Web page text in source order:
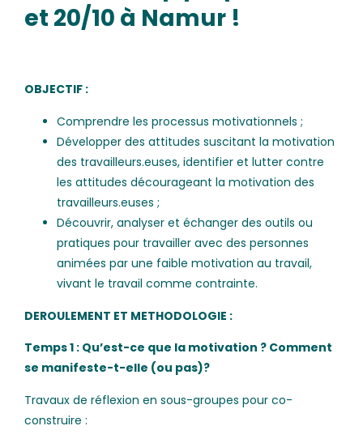
et 20/10 à Namur !
OBJECTIF :
Comprendre les processus motivationnels ;
Développer des attitudes suscitant la motivation
des travailleurs.euses, identifier et lutter contre
les attitudes décourageant la motivation des
travailleurs.euses ;
Découvrir, analyser et échanger des outils ou
pratiques pour travailler avec des personnes
animées par une faible motivation au travail,
vivant le travail comme contrainte.
DEROULEMENT ET METHODOLOGIE :
Temps 1 : Qu’est-ce que la motivation ? Comment
se manifeste-t-elle (ou pas)?
Travaux de réflexion en sous-groupes pour co-
construire :